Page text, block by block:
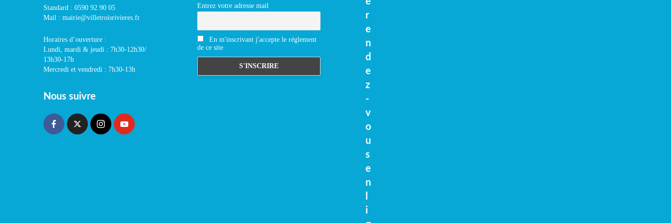
Standard : 0590 92 90 05
Mail : mairie@villetroisrivieres.fr
Horaires d’ouverture :
Lundi, mardi & jeudi : 7h30-12h30/
13h30-17h
Mercredi et vendredi : 7h30-13h
Nous suivre
Entrez votre adresse mail
En m'inscrivant j'accepte le réglement
de ce site
r
e
n
d
e
z
-
v
o
u
s
e
n
i